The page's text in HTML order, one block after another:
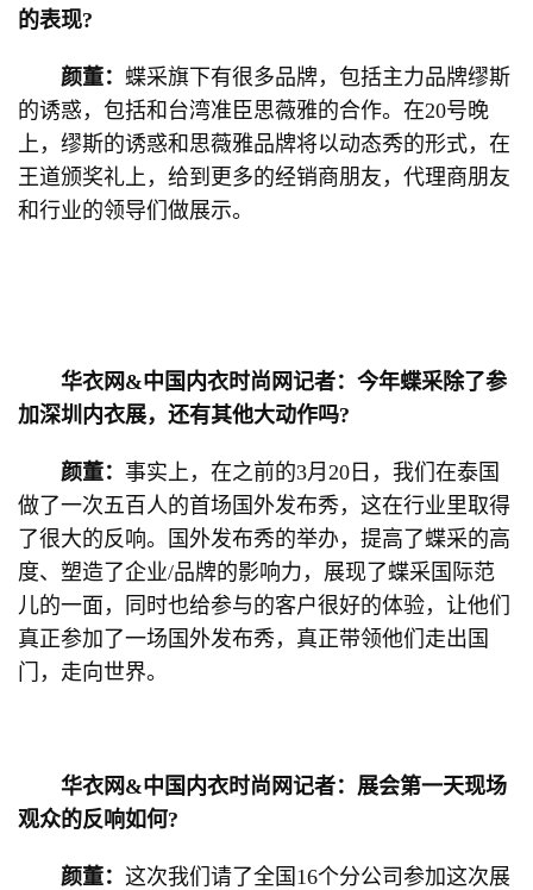
的表现?
颜董： 蝶采旗下有很多品牌，包括主力品牌缪斯
的诱惑，包括和台湾准臣思薇雅的合作。在20号晚
上，缪斯的诱惑和思薇雅品牌将以动态秀的形式，在
王道颁奖礼上，给到更多的经销商朋友，代理商朋友
和行业的领导们做展示。
华衣网&中国内衣时尚网记者：今年蝶采除了参
加深圳内衣展，还有其他大动作吗?
颜董： 事实上，在之前的3月20日，我们在泰国
做了一次五百人的首场国外发布秀，这在行业里取得
了很大的反响。国外发布秀的举办，提高了蝶采的高
度、塑造了企业/品牌的影响力，展现了蝶采国际范
儿的一面，同时也给参与的客户很好的体验，让他们
真正参加了一场国外发布秀，真正带领他们走出国
门，走向世界。
华衣网&中国内衣时尚网记者：展会第一天现场
观众的反响如何?
颜董： 这次我们请了全国16个分公司参加这次展